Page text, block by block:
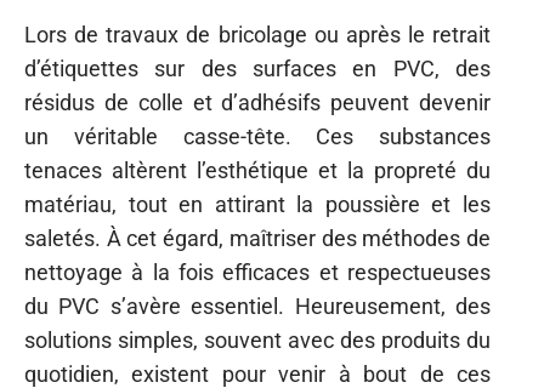
Lors de travaux de bricolage ou après le retrait
d’étiquettes sur des surfaces en PVC, des
résidus de colle et d’adhésifs peuvent devenir
un véritable casse-tête. Ces substances
tenaces altèrent l’esthétique et la propreté du
matériau, tout en attirant la poussière et les
saletés. À cet égard, maîtriser des méthodes de
nettoyage à la fois efficaces et respectueuses
du PVC s’avère essentiel. Heureusement, des
solutions simples, souvent avec des produits du
quotidien, existent pour venir à bout de ces